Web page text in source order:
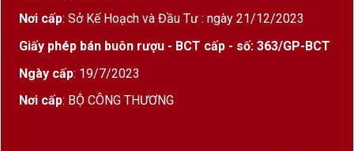
Perignon – Vị tu sĩ tạo nên kỳ quan
Champagne
Dom Pierre Perignon
Benedictine sống tại tu viện Hautvillers thuộc vùng
Champagne, Pháp. Ông được mệnh danh là “cha đẻ của
Nơi cấp: Sở Kế Hoạch và Đầu Tư : ngày 21/12/2023
Giấy phép bán buôn rượu - BCT cấp - số: 363/GP-BCT
Ngày cấp: 19/7/2023
Nơi cấp: BỘ CÔNG THƯƠNG